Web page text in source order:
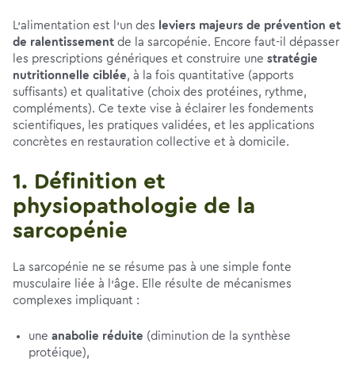
L'alimentation est l’un des leviers majeurs de prévention et
de ralentissement de la sarcopénie. Encore faut-il dépasser
les prescriptions génériques et construire une stratégie
nutritionnelle ciblée, à la fois quantitative (apports
suffisants) et qualitative (choix des protéines, rythme,
compléments). Ce texte vise à éclairer les fondements
scientifiques, les pratiques validées, et les applications
concrètes en restauration collective et à domicile.
1. Définition et
physiopathologie de la
sarcopénie
La sarcopénie ne se résume pas à une simple fonte
musculaire liée à l'âge. Elle résulte de mécanismes
complexes impliquant :
une anabolie réduite (diminution de la synthèse
protéique),